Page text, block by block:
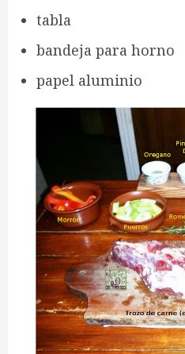
tabla
bandeja para horno
papel aluminio